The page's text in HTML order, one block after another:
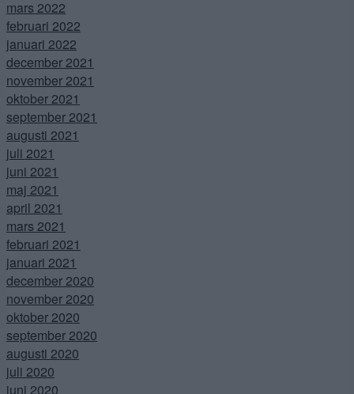
mars 2022
februari 2022
januari 2022
december 2021
november 2021
oktober 2021
september 2021
augusti 2021
juli 2021
juni 2021
maj 2021
april 2021
mars 2021
februari 2021
januari 2021
december 2020
november 2020
oktober 2020
september 2020
augusti 2020
juli 2020
juni 2020